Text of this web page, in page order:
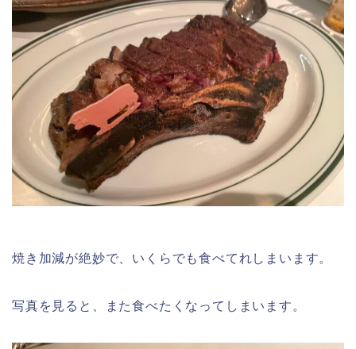
焼き加減が絶妙で、いくらでも食べてれしまいます。
写真を見ると、また食べたくなってしまいます。